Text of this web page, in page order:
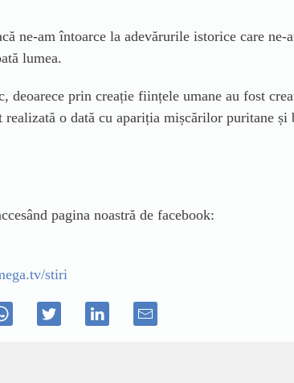
ne-am întoarce la adevărurile istorice care ne-
lumea.
prin creație ființele umane au fost
o dată cu apariția mișcărilor puritane
pagina noastră de facebook:
stiri